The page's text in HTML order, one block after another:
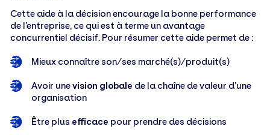
Cette aide à la décision encourage la bonne performance
de l’entreprise, ce qui est à terme un avantage
concurrentiel décisif. Pour résumer cette aide permet de :
Mieux connaître son/ses marché(s)/produit(s)
Avoir unevision globale de la chaîne de valeur d’une
organisation
Être plus efficace pour prendre des décisions